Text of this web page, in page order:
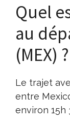
Quel
au
(MEX) ?
Le trajet
entre
environ 15h